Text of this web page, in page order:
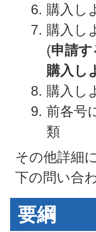
購入し
購入し
(申請
購入し
購入し
前各号
類
その他詳細
下の問い合
要綱